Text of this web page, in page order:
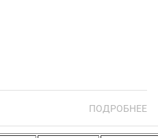
ПОДРОБНЕЕ